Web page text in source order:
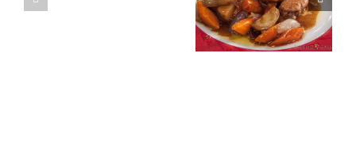
Συνταγή για αλμυρή
τάρτα με μανιτάρια